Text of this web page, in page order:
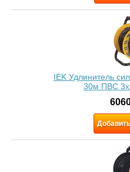
IEK Удлинитель
30м ПВС